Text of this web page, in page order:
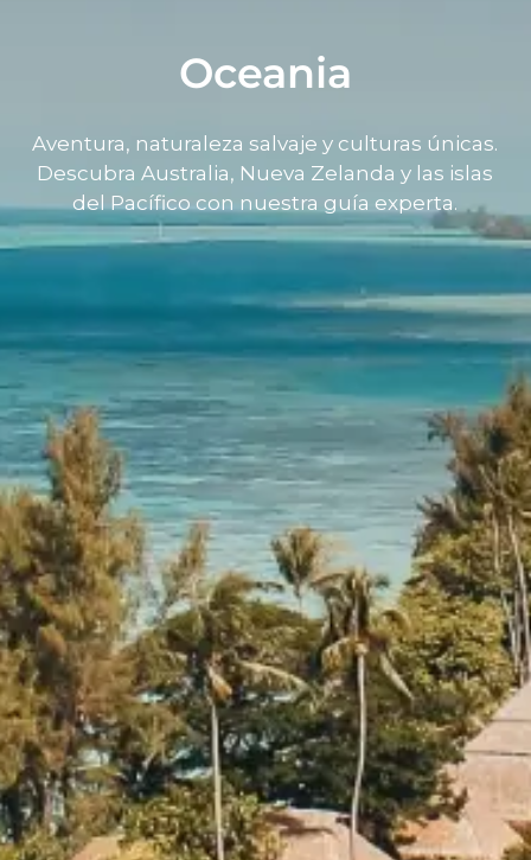
Oceania
Aventura, naturaleza salvaje y culturas únicas.
Descubra Australia, Nueva Zelanda y las islas
del Pacífico con nuestra guía experta.